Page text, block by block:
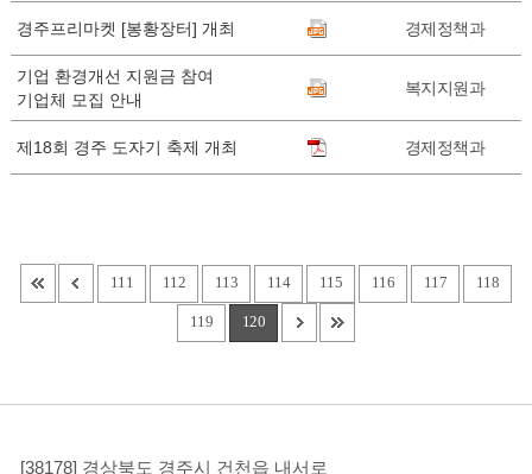
경주프리마켓 [봉황장터] 개최 경제정책과
기업 환경개선 지원금 참여
기업체 모집 안내
복지지원과
제18회 경주 도자기 축제 개최 경제정책과
111 112 113 114 115 116 117 118
119 120
[38178] 경상북도 경주시 건천읍 내서로